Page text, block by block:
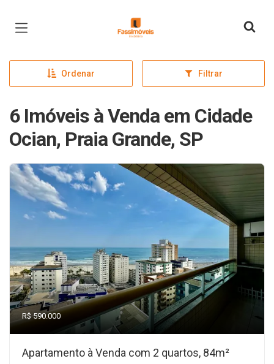
Página inicial
Ordenar Filtrar
6 Imóveis à Venda em Cidade
Ocian, Praia Grande, SP
R$ 590.000
Apartamento à Venda com 2 quartos, 84m²